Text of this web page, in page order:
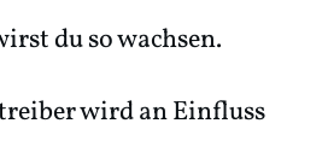
du so wachsen.
wird an Einfluss